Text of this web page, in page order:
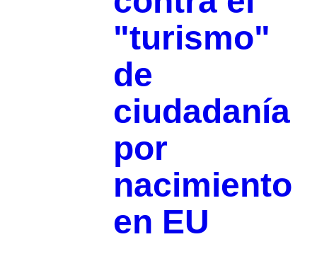
"turismo"
de
ciudadanía
por
nacimiento
en EU